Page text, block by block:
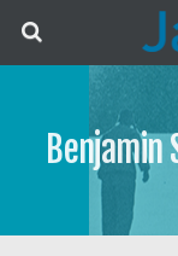
Benjamin